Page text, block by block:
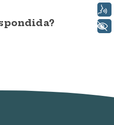
+ Acessibilidade